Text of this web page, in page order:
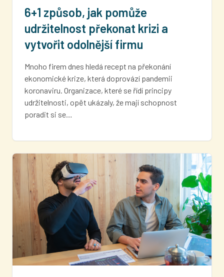
6+1 způsob, jak pomůže
udržitelnost překonat krizi a
vytvořit odolnější firmu
Mnoho firem dnes hledá recept na překonání
ekonomické krize, která doprovází pandemii
koronaviru. Organizace, které se řídí principy
udržitelnosti, opět ukázaly, že mají schopnost
poradit si se…